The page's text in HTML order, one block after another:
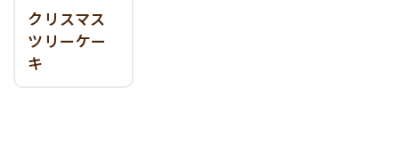
クリスマス
ツリーケー
キ